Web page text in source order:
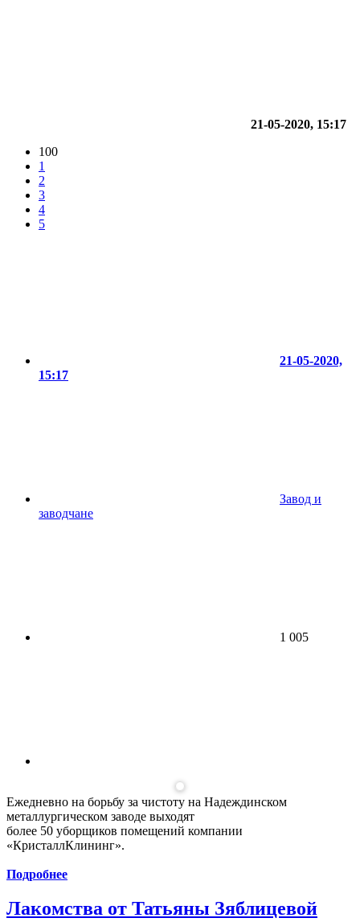
21-05-2020, 15:17
100
1
2
3
4
5
21-05-2020,
15:17
Завод и
заводчане
1 005
Ежедневно на борьбу за чистоту на Надеждинском
металлургическом заводе выходят
более 50 уборщиков помещений компании
«КристаллКлининг».
Подробнее
Лакомства от Татьяны Зяблицевой